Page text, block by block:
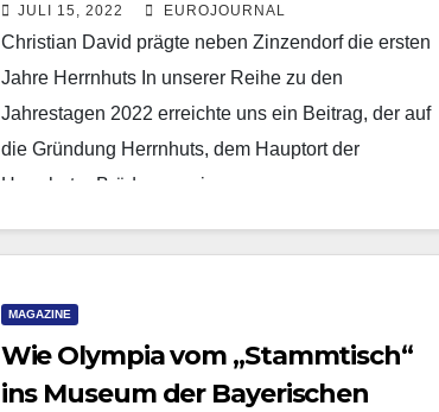
JULI 15, 2022 EUROJOURNAL
Christian David prägte neben Zinzendorf die ersten
Jahre Herrnhuts In unserer Reihe zu den
Jahrestagen 2022 erreichte uns ein Beitrag, der auf
die Gründung Herrnhuts, dem Hauptort der
Herrnhuter Brüdergemeine…
MAGAZINE
Wie Olympia vom „Stammtisch“
ins Museum der Bayerischen